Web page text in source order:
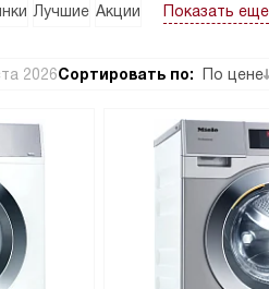
Лучшие Акции Показать еще
2026Сортировать по: По цене